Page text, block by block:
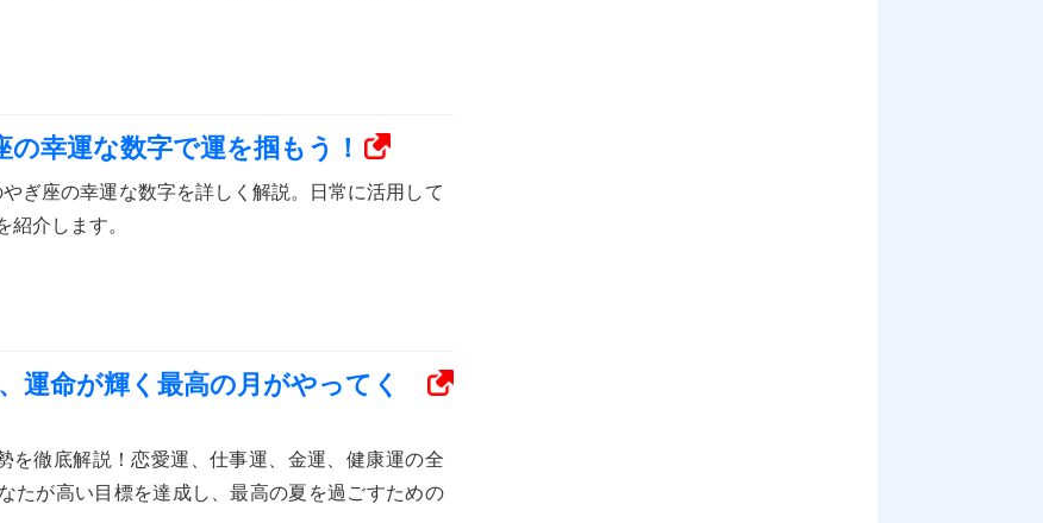
幸運な数字で運を掴もう！
ぎ座の幸運な数字を詳しく解説。日常に活用して
紹介します。
運命が輝く最高の月がやってく
を徹底解説！恋愛運、仕事運、金運、健康運の全
たが高い目標を達成し、最高の夏を過ごすための